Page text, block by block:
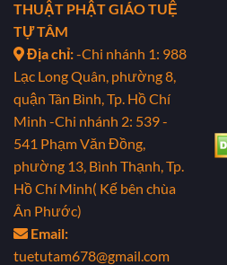
THUẬT PHẬT GIÁO TUỆ
TỰ TÂM
Địa chỉ:-Chi nhánh 1: 988
Lạc Long Quân, phường 8,
quận Tân Bình, Tp. Hồ Chí
Minh -Chi nhánh 2: 539 -
541 Phạm Văn Đồng,
phường 13, Bình Thạnh, Tp.
Hồ Chí Minh( Kế bên chùa
Ân Phước)
Email:
tuetutam678@gmail.com